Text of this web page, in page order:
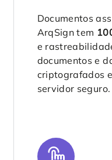
Documentos
ArqSign tem
e
documentos e
criptografados
servidor seguro.